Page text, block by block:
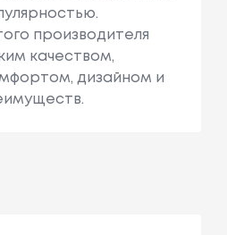
производителя
качеством,
дизайном и